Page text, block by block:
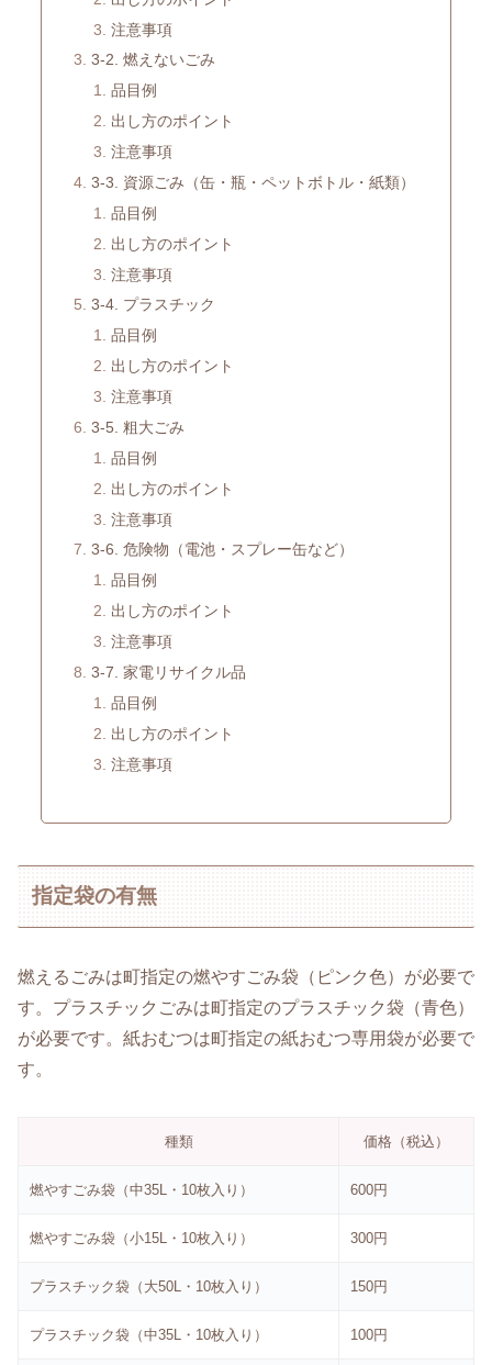
注意事項
3-2. 燃えないごみ
品目例
出し方のポイント
注意事項
3-3. 資源ごみ（缶・瓶・ペットボトル・紙類）
品目例
出し方のポイント
注意事項
3-4. プラスチック
品目例
出し方のポイント
注意事項
3-5. 粗大ごみ
品目例
出し方のポイント
注意事項
3-6. 危険物（電池・スプレー缶など）
品目例
出し方のポイント
注意事項
3-7. 家電リサイクル品
品目例
出し方のポイント
注意事項
指定袋の有無
燃えるごみは町指定の燃やすごみ袋（ピンク色）が必要で
す。プラスチックごみは町指定のプラスチック袋（青色）
が必要です。紙おむつは町指定の紙おむつ専用袋が必要で
す。
種類 価格（税込）
燃やすごみ袋（中35L・10枚入り） 600円
燃やすごみ袋（小15L・10枚入り） 300円
プラスチック袋（大50L・10枚入り） 150円
プラスチック袋（中35L・10枚入り） 100円